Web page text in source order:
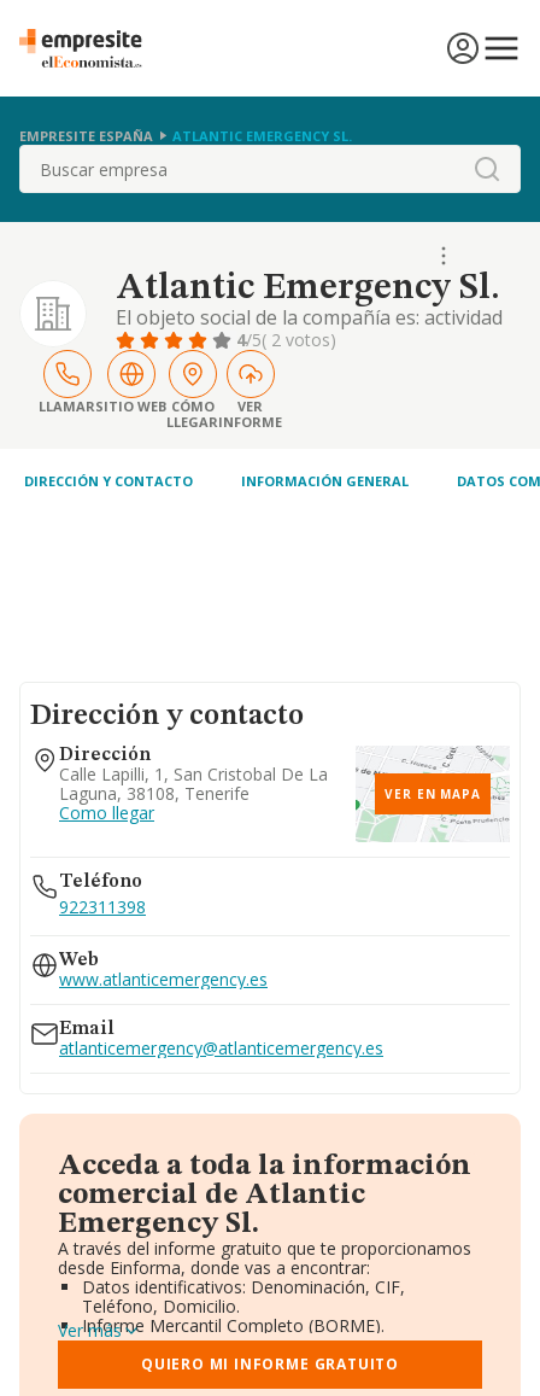
EMPRESITE ESPAÑA ATLANTIC EMERGENCY SL.
Buscar
Atlantic Emergency Sl.
El objeto social de la compañía es: actividad
principal: 1. otras actividades sanitarias.
otras actividades: 2. construcción,
instalaciones y mantenimiento. - comercio al
por mayor y al por menor. distribución
comercial." importación y exportación. -
profesio.
4/5( 2 votos)
LLAMARSITIO WEB CÓMO
LLEGAR
VER
INFORME
DIRECCIÓN Y CONTACTO INFORMACIÓN GENERAL DATOS
Dirección y contacto
Dirección
Calle Lapilli, 1, San Cristobal De La
Laguna, 38108, Tenerife
Como llegar
VER EN MAPA
Teléfono
922311398
Web
www.atlanticemergency.es
Email
atlanticemergency@atlanticemergency.es
Acceda a toda la información
comercial de Atlantic
Emergency Sl.
A través del informe gratuito que te proporcionamos
desde Einforma, donde vas a encontrar:
Datos identificativos: Denominación, CIF,
Teléfono, Domicilio.
Informe Mercantil Completo (BORME).
Gráficos de Evolución Ventas y Empleados.
Consejo de Administración y Administradores.
Directivos y Ejecutivos.
Ver más
QUIERO MI INFORME GRATUITO